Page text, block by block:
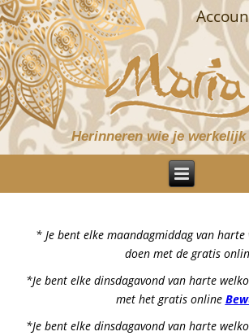
Herinneren wie je
* Je bent elke maandagmiddag van
doen met de gratis
*Je bent elke dinsdagavond van harte
met het gratis online
*Je bent elke dinsdagavond van harte